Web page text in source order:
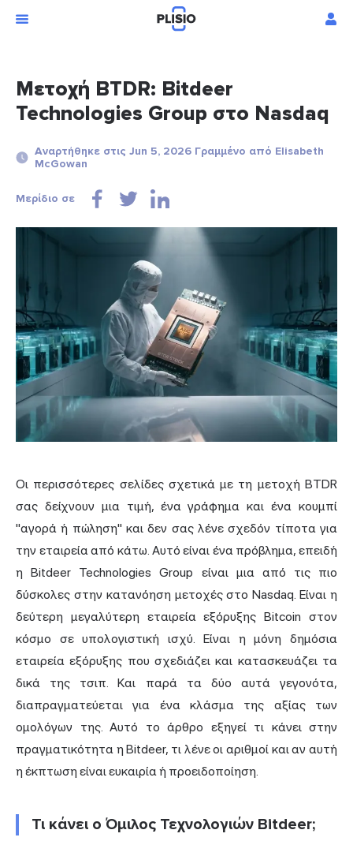
Μετοχή BTDR: Bitdeer
Technologies Group στο Nasdaq
Αναρτήθηκε στις Jun 5, 2026 Γραμμένο από Elisabeth
McGowan
Μερίδιο σε
Οι περισσότερες σελίδες σχετικά με τη μετοχή BTDR
σας δείχνουν μια τιμή, ένα γράφημα και ένα κουμπί
"αγορά ή πώληση" και δεν σας λένε σχεδόν τίποτα για
την εταιρεία από κάτω. Αυτό είναι ένα πρόβλημα, επειδή
η Bitdeer Technologies Group είναι μια από τις πιο
δύσκολες στην κατανόηση μετοχές στο Nasdaq. Είναι η
δεύτερη μεγαλύτερη εταιρεία εξόρυξης Bitcoin στον
κόσμο σε υπολογιστική ισχύ. Είναι η μόνη δημόσια
εταιρεία εξόρυξης που σχεδιάζει και κατασκευάζει τα
δικά της τσιπ. Και παρά τα δύο αυτά γεγονότα,
διαπραγματεύεται για ένα κλάσμα της αξίας των
ομολόγων της. Αυτό το άρθρο εξηγεί τι κάνει στην
πραγματικότητα η Bitdeer, τι λένε οι αριθμοί και αν αυτή
η έκπτωση είναι ευκαιρία ή προειδοποίηση.
Τι κάνει ο Όμιλος Τεχνολογιών Bitdeer;